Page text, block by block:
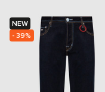
NEW
- 39%